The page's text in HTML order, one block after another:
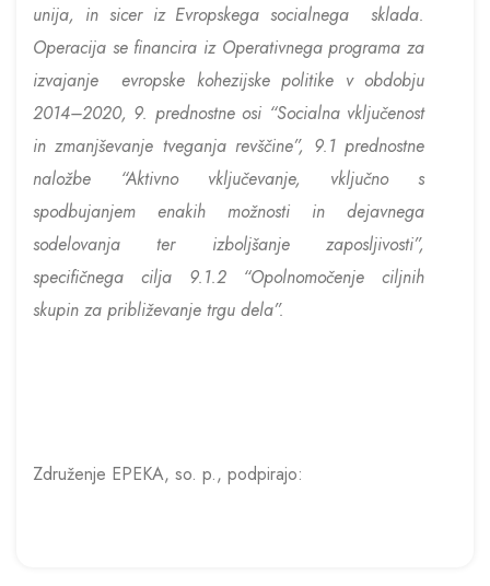
unija, in sicer iz Evropskega socialnega sklada.
Operacija se financira iz Operativnega programa za
izvajanje evropske kohezijske politike v obdobju
2014–2020, 9. prednostne osi “Socialna vključenost
in zmanjševanje tveganja revščine”, 9.1 prednostne
naložbe “Aktivno vključevanje, vključno s
spodbujanjem enakih možnosti in dejavnega
sodelovanja ter izboljšanje zaposljivosti”,
specifičnega cilja 9.1.2 “Opolnomočenje ciljnih
skupin za približevanje trgu dela”.
Združenje EPEKA, so. p., podpirajo: